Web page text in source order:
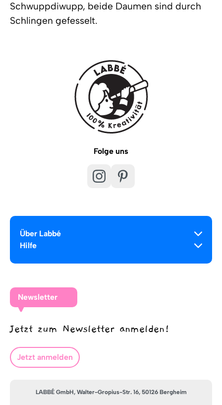
Schwuppdiwupp, beide Daumen sind durch
Schlingen gefesselt.
Folge uns
Über Labbé
Hilfe
Newsletter
Jetzt zum Newsletter anmelden!
Jetzt anmelden
LABBÉ GmbH, Walter-Gropius-Str. 16, 50126 Bergheim